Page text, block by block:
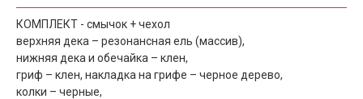
КОМПЛЕКТ - смычок + чехол
верхняя дека – резонансная ель (массив),
нижняя дека и обечайка – клен,
гриф – клен, накладка на грифе – черное дерево,
колки – черные,